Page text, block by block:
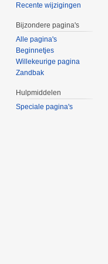
Recente wijzigingen
Bijzondere pagina's
Alle pagina's
Beginnetjes
Willekeurige pagina
Zandbak
Hulpmiddelen
Speciale pagina's